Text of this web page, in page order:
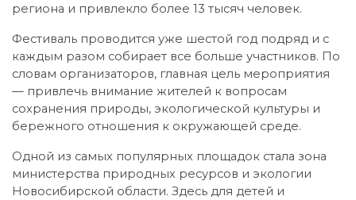
региона и привлекло более 13 тысяч человек.
Фестиваль проводится уже шестой год подряд и с
каждым разом собирает все больше участников. По
словам организаторов, главная цель мероприятия
— привлечь внимание жителей к вопросам
сохранения природы, экологической культуры и
бережного отношения к окружающей среде.
Одной из самых популярных площадок стала зона
министерства природных ресурсов и экологии
Новосибирской области. Здесь для детей и